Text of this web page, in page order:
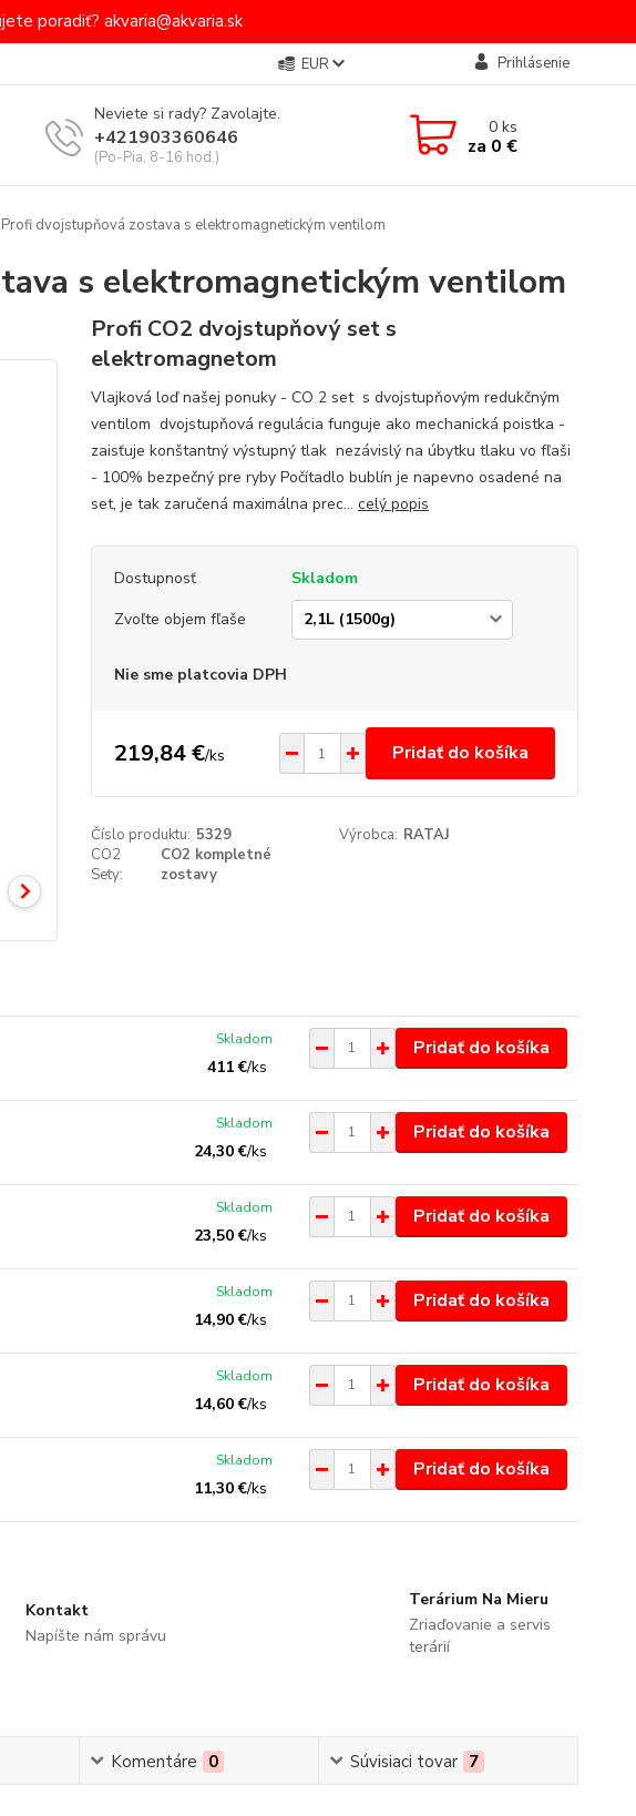
poradiť? akvaria@akvaria.sk
EUR Prihlásenie
Neviete si rady? Zavolajte.
+421903360646
(Po-Pia, 8-16 hod.)
0ks
za 0 €
dvojstupňová zostava s elektromagnetickým ventilom
s elektromagnetickým ventilom
Profi CO2 dvojstupňový set s
elektromagnetom
Vlajková loď našej ponuky - CO 2 set s dvojstupňovým redukčným
ventilom dvojstupňová regulácia funguje ako mechanická poistka -
zaisťuje konštantný výstupný tlak nezávislý na úbytku tlaku vo fľaši
- 100% bezpečný pre ryby Počítadlo bublín je napevno osadené na
set, je tak zaručená maximálna prec... celý popis
Dostupnosť
Skladom
Zvoľte objem fľaše
Nie sme platcovia DPH
219,84 €/ks Pridať do košíka
Číslo produktu: 5329 Výrobca: RATAJ
CO2
Sety:
CO2 kompletné
zostavy
411 €/ks
Skladom Pridať do košíka
24,30 €/ks
Skladom Pridať do košíka
23,50 €/ks
Skladom Pridať do košíka
14,90 €/ks
Skladom Pridať do košíka
14,60 €/ks
Skladom Pridať do košíka
11,30 €/ks
Skladom Pridať do košíka
Kontakt
Napíšte nám správu
Terárium Na Mieru
Zriaďovanie a servis
terárií
Komentáre 0 Súvisiaci tovar 7